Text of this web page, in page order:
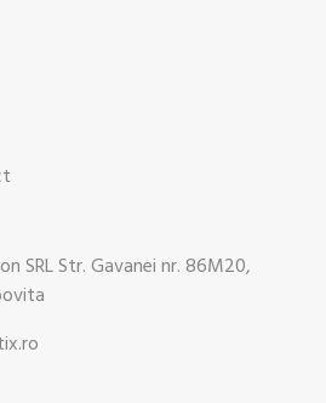
SRL Str. Gavanei nr. 86M20,